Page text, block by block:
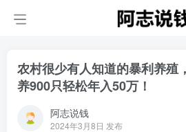
农村很少有人知道的暴利养殖
养900只轻松年入50万！
阿志说钱
2024年3月8日 发布